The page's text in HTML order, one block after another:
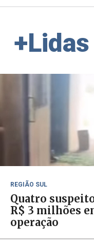
+Lidas
REGIÃO SUL
Quatro
R$ 3 milhões
operação